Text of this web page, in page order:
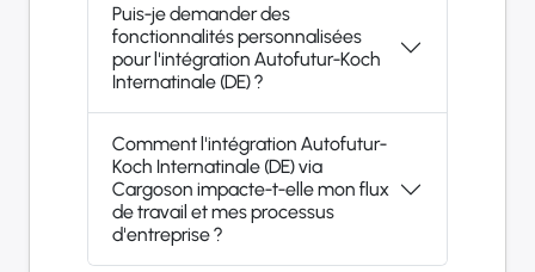
Puis-je demander des
fonctionnalités personnalisées
pour l'intégration Autofutur-Koch
Internatinale (DE) ?
Comment l'intégration Autofutur-
Koch Internatinale (DE) via
Cargoson impacte-t-elle mon flux
de travail et mes processus
d'entreprise ?